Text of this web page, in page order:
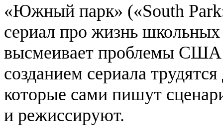
«Южный парк» («South
сериал про жизнь
высмеивает проблемы США
созданием сериала
которые сами пишут
и режиссируют.